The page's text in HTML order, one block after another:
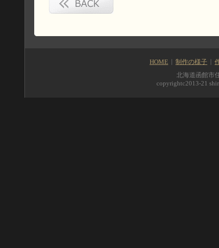
HOME 制作の様子
北海道函館市
copyrightc2013-21